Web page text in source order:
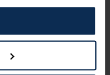
Service zu
weiterzugeben,
Sie dem nicht
uns auf die